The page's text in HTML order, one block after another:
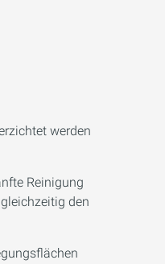
werden
Reinigung
den